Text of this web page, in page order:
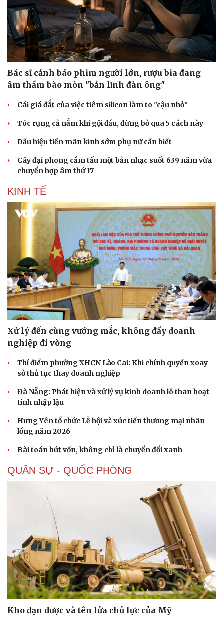
Sức khỏe
Dinh dưỡng - món ngon
Cây thuốc
Sản phụ khoa
Nhi khoa
Làm đẹp - giảm cân
Nhà đẹp
Blog
Tình yêu - Gia đình
Bác sĩ cảnh báo phim người lớn, rượu bia đang
âm thầm bào mòn "bản lĩnh đàn ông"
Cái giá đắt của việc tiêm silicon làm to "cậu nhỏ"
Tóc rụng cả nắm khi gội đầu, đừng bỏ qua 5 cách này
Dấu hiệu tiền mãn kinh sớm phụ nữ cần biết
Cây đại phong cầm tấu một bản nhạc suốt 639 năm vừa
chuyển hợp âm thứ 17
KINH TẾ
Xử lý đến cùng vướng mắc, không đẩy doanh
nghiệp đi vòng
Thí điểm phường XHCN Lào Cai: Khi chính quyền xoay
sở thủ tục thay doanh nghiệp
Đà Nẵng: Phát hiện và xử lý vụ kinh doanh lô than hoạt
tính nhập lậu
Hưng Yên tổ chức Lễ hội và xúc tiến thương mại nhãn
lồng năm 2026
Bài toán hút vốn, không chỉ là chuyển đổi xanh
QUÂN SỰ - QUỐC PHÒNG
Kho đạn dược và tên lửa chủ lực của Mỹ